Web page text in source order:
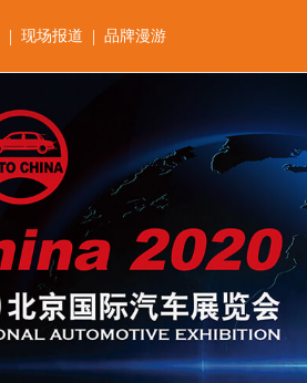
| 现场报道 | 品牌漫游